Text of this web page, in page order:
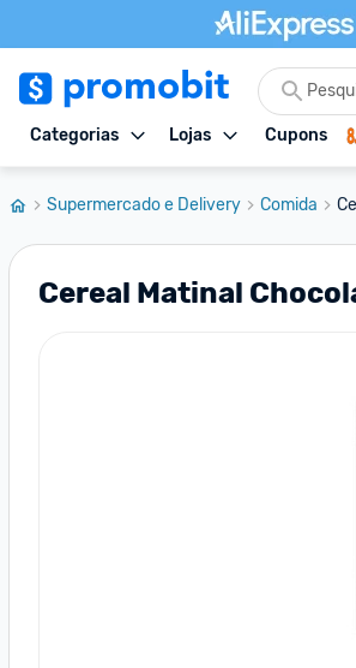
Categorias Lojas Cupons
Supermercado e Delivery Comida
Cereal Matinal